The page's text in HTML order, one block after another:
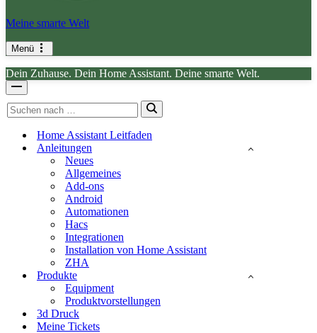
Meine smarte Welt
Menü
Navigationsmenü
Dein Zuhause. Dein Home Assistant. Deine smarte Welt.
Navigationsmenü
Suchen
nach …
Home Assistant Leitfaden
Anleitungen
Neues
Allgemeines
Add-ons
Android
Automationen
Hacs
Integrationen
Installation von Home Assistant
ZHA
Produkte
Equipment
Produktvorstellungen
3d Druck
Meine Tickets